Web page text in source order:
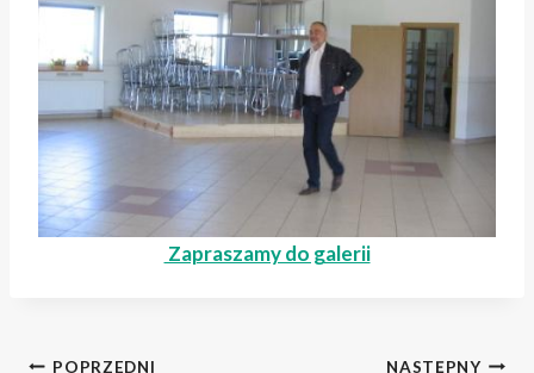
Zapraszamy do galerii
POPRZEDNI NASTĘPNY